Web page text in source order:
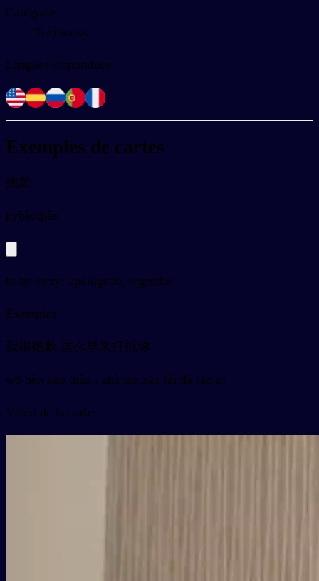
Catégorie
Textbooks
Langues disponibles
Exemples de cartes
抱歉
pybàoqiàn
to be sorry; apologetic, regretful
Exemples
我很抱歉,这么早来打扰你
wǒ hěn bào qiàn , zhè me zǎo lái dǎ rǎo nǐ
Vidéo de la carte